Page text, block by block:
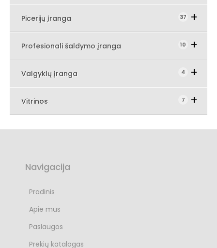
Picerijų įranga 37
Expand Secondary Navigation
Profesionali šaldymo įranga 10
Expand
Valgyklų įranga 4
Expand Secondary Navigation
Vitrinos 7
Expand Secondary Navigation Menu
Navigacija
Pradinis
Apie mus
Paslaugos
Prekių katalogas